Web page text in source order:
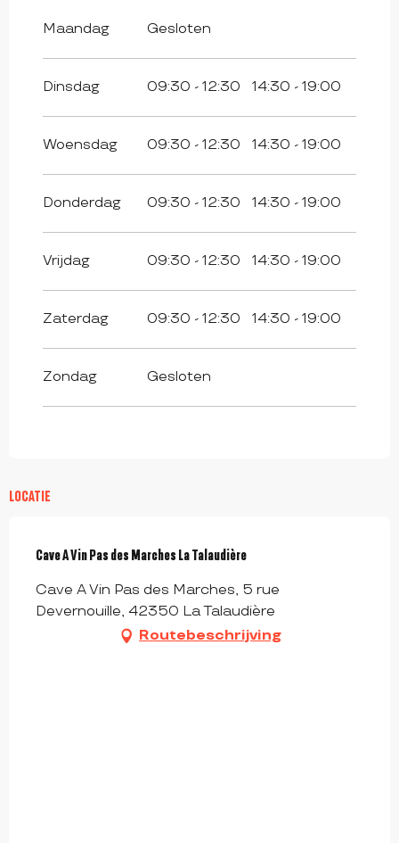
Maandag Gesloten
Dinsdag 09:30 - 12:30 14:30 - 19:00
Woensdag 09:30 - 12:30 14:30 - 19:00
Donderdag 09:30 - 12:30 14:30 - 19:00
Vrijdag 09:30 - 12:30 14:30 - 19:00
Zaterdag 09:30 - 12:30 14:30 - 19:00
Zondag Gesloten
LOCATIE
Cave A Vin Pas des Marches La Talaudière
Cave A Vin Pas des Marches, 5 rue
Devernouille, 42350 La Talaudière
Routebeschrijving